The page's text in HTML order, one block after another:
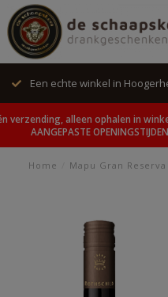
Een echte winkel in
verzending, alleen ophalen in
AANGEPASTE OPENINGSTIJDEN
Home Mapu Gran Reserva